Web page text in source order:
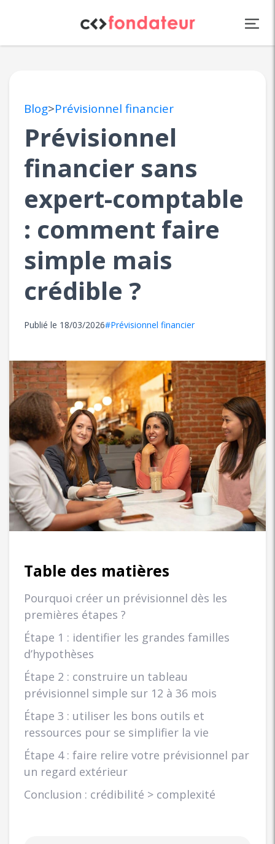
Blog>Prévisionnel financier
Prévisionnel
financier sans
expert-comptable
: comment faire
simple mais
crédible ?
Publié le 18/03/2026#Prévisionnel financier
Table des matières
Pourquoi créer un prévisionnel dès les
premières étapes ?
Étape 1 : identifier les grandes familles
d’hypothèses
Étape 2 : construire un tableau
prévisionnel simple sur 12 à 36 mois
Étape 3 : utiliser les bons outils et
ressources pour se simplifier la vie
Étape 4 : faire relire votre prévisionnel par
un regard extérieur
Conclusion : crédibilité > complexité